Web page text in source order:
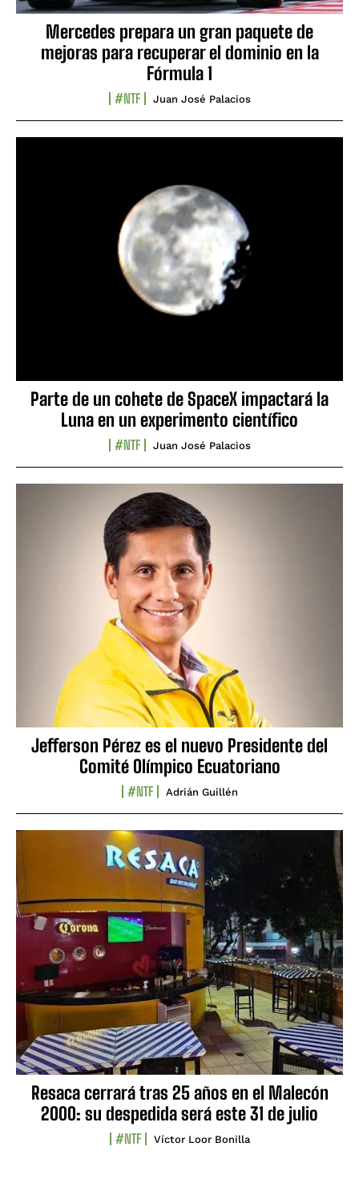
Mercedes prepara un gran paquete de
mejoras para recuperar el dominio en la
Fórmula 1
#NTF Juan José Palacios
Parte de un cohete de SpaceX impactará la
Luna en un experimento científico
#NTF Juan José Palacios
Jefferson Pérez es el nuevo Presidente del
Comité Olímpico Ecuatoriano
#NTF Adrián Guillén
Resaca cerrará tras 25 años en el Malecón
2000: su despedida será este 31 de julio
#NTF Víctor Loor Bonilla